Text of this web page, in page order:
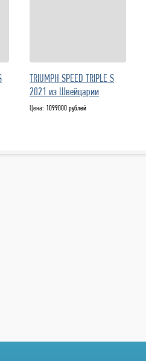
TRIUMPH SPEED TRIPLE S
2021 из Швейцарии
Цена: 1099000 рублей